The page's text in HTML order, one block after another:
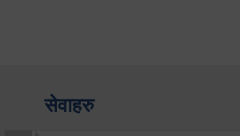
सेवाहरु